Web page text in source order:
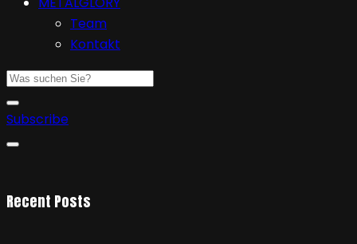
Team
Kontakt
Subscribe
Recent Posts